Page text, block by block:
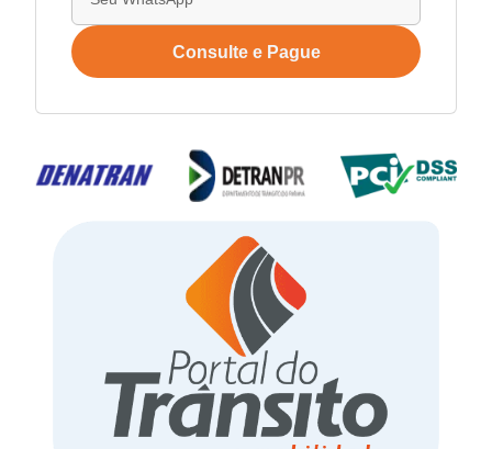
Consulte e Pague